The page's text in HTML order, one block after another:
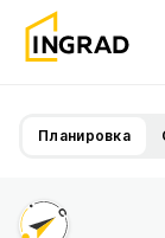
Планировка